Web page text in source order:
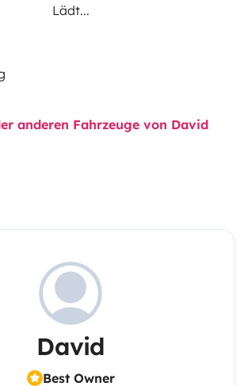
Lädt...
anderen Fahrzeuge von David
David
Best Owner